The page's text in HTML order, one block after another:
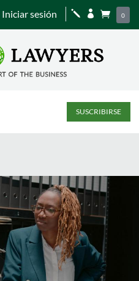
Iniciar sesión j   0
SUSCRIBIRSE